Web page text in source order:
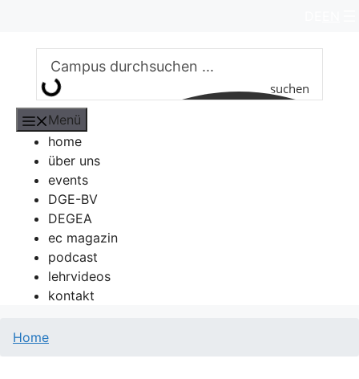
springen
suchen
Menü
home
über uns
events
DGE-BV
DEGEA
ec magazin
podcast
lehrvideos
kontakt
Home